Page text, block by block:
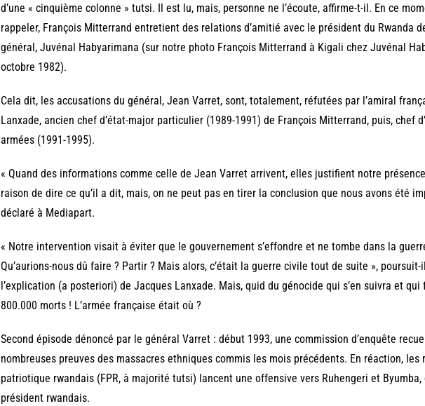
d’une « cinquième colonne » tutsi. Il est lu, mais, personne ne l’écoute, affirme-t-il. En ce
rappeler, François Mitterrand entretient des relations d’amitié avec le président du Rwanda
général, Juvénal Habyarimana (sur notre photo François Mitterrand à Kigali chez Juvénal
octobre 1982).
Cela dit, les accusations du général, Jean Varret, sont, totalement, réfutées par l’amiral
Lanxade, ancien chef d’état-major particulier (1989-1991) de François Mitterrand, puis, chef
armées (1991-1995).
« Quand des informations comme celle de Jean Varret arrivent, elles justifient notre
raison de dire ce qu’il a dit, mais, on ne peut pas en tirer la conclusion que nous avons été
déclaré à Mediapart.
« Notre intervention visait à éviter que le gouvernement s’effondre et ne tombe dans la
Qu’aurions-nous dû faire ? Partir ? Mais alors, c’était la guerre civile tout de suite », poursuit-
l’explication (a posteriori) de Jacques Lanxade. Mais, quid du génocide qui s’en suivra et qui
800.000 morts ! L’armée française était où ?
Second épisode dénoncé par le général Varret : début 1993, une commission d’enquête
nombreuses preuves des massacres ethniques commis les mois précédents. En réaction, les
patriotique rwandais (FPR, à majorité tutsi) lancent une offensive vers Ruhengeri et Byumba,
président rwandais.